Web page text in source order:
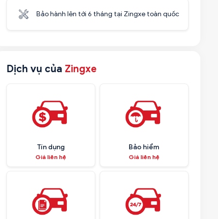
Bảo hành lên tới 6 tháng tại Zingxe toàn quốc
Dịch vụ của Zingxe
Tín dụng
Giá liên hệ
Bảo hiểm
Giá liên hệ